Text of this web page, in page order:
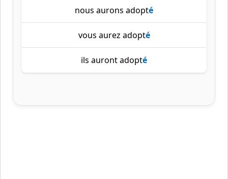
nous aurons adopté
vous aurez adopté
ils auront adopté